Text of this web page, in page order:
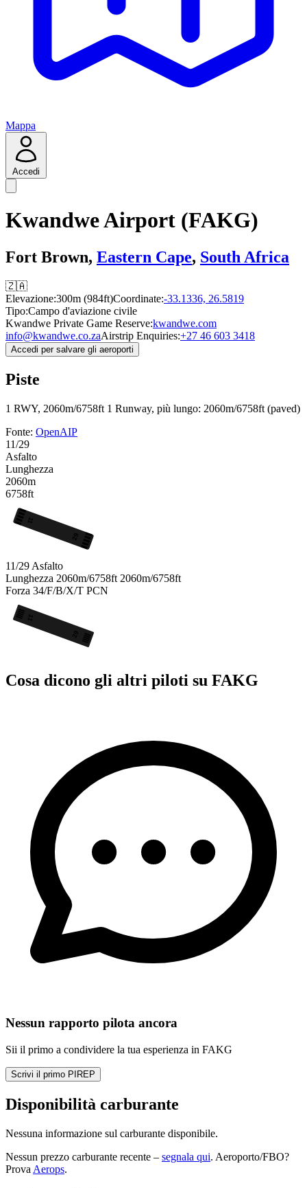
Mappa
Accedi
Kwandwe Airport (FAKG)
Fort Brown, Eastern Cape, South Africa
🇿🇦
Elevazione:300m (984ft)Coordinate:-33.1336, 26.5819
Tipo:Campo d'aviazione civile
Kwandwe Private Game Reserve:kwandwe.com
info@kwandwe.co.zaAirstrip Enquiries:+27 46 603 3418
Accedi per salvare gli aeroporti
Piste
1 RWY, 2060m/6758ft 1 Runway, più lungo: 2060m/6758ft (paved)
Fonte: OpenAIP
11/29
Asfalto
Lunghezza
2060m
6758ft
29
11
11/29 Asfalto
Lunghezza 2060m/6758ft 2060m/6758ft
Forza 34/F/B/X/T PCN
29
11
Cosa dicono gli altri piloti su FAKG
Nessun rapporto pilota ancora
Sii il primo a condividere la tua esperienza in FAKG
Scrivi il primo PIREP
Disponibilità carburante
Nessuna informazione sul carburante disponibile.
Nessun prezzo carburante recente – segnala qui. Aeroporto/FBO?
Prova Aerops.